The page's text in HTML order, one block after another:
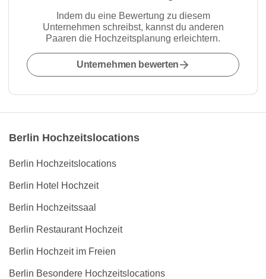
Indem du eine Bewertung zu diesem
Unternehmen schreibst, kannst du anderen
Paaren die Hochzeitsplanung erleichtern.
Unternehmen bewerten
Berlin Hochzeitslocations
Berlin Hochzeitslocations
Berlin Hotel Hochzeit
Berlin Hochzeitssaal
Berlin Restaurant Hochzeit
Berlin Hochzeit im Freien
Berlin Besondere Hochzeitslocations